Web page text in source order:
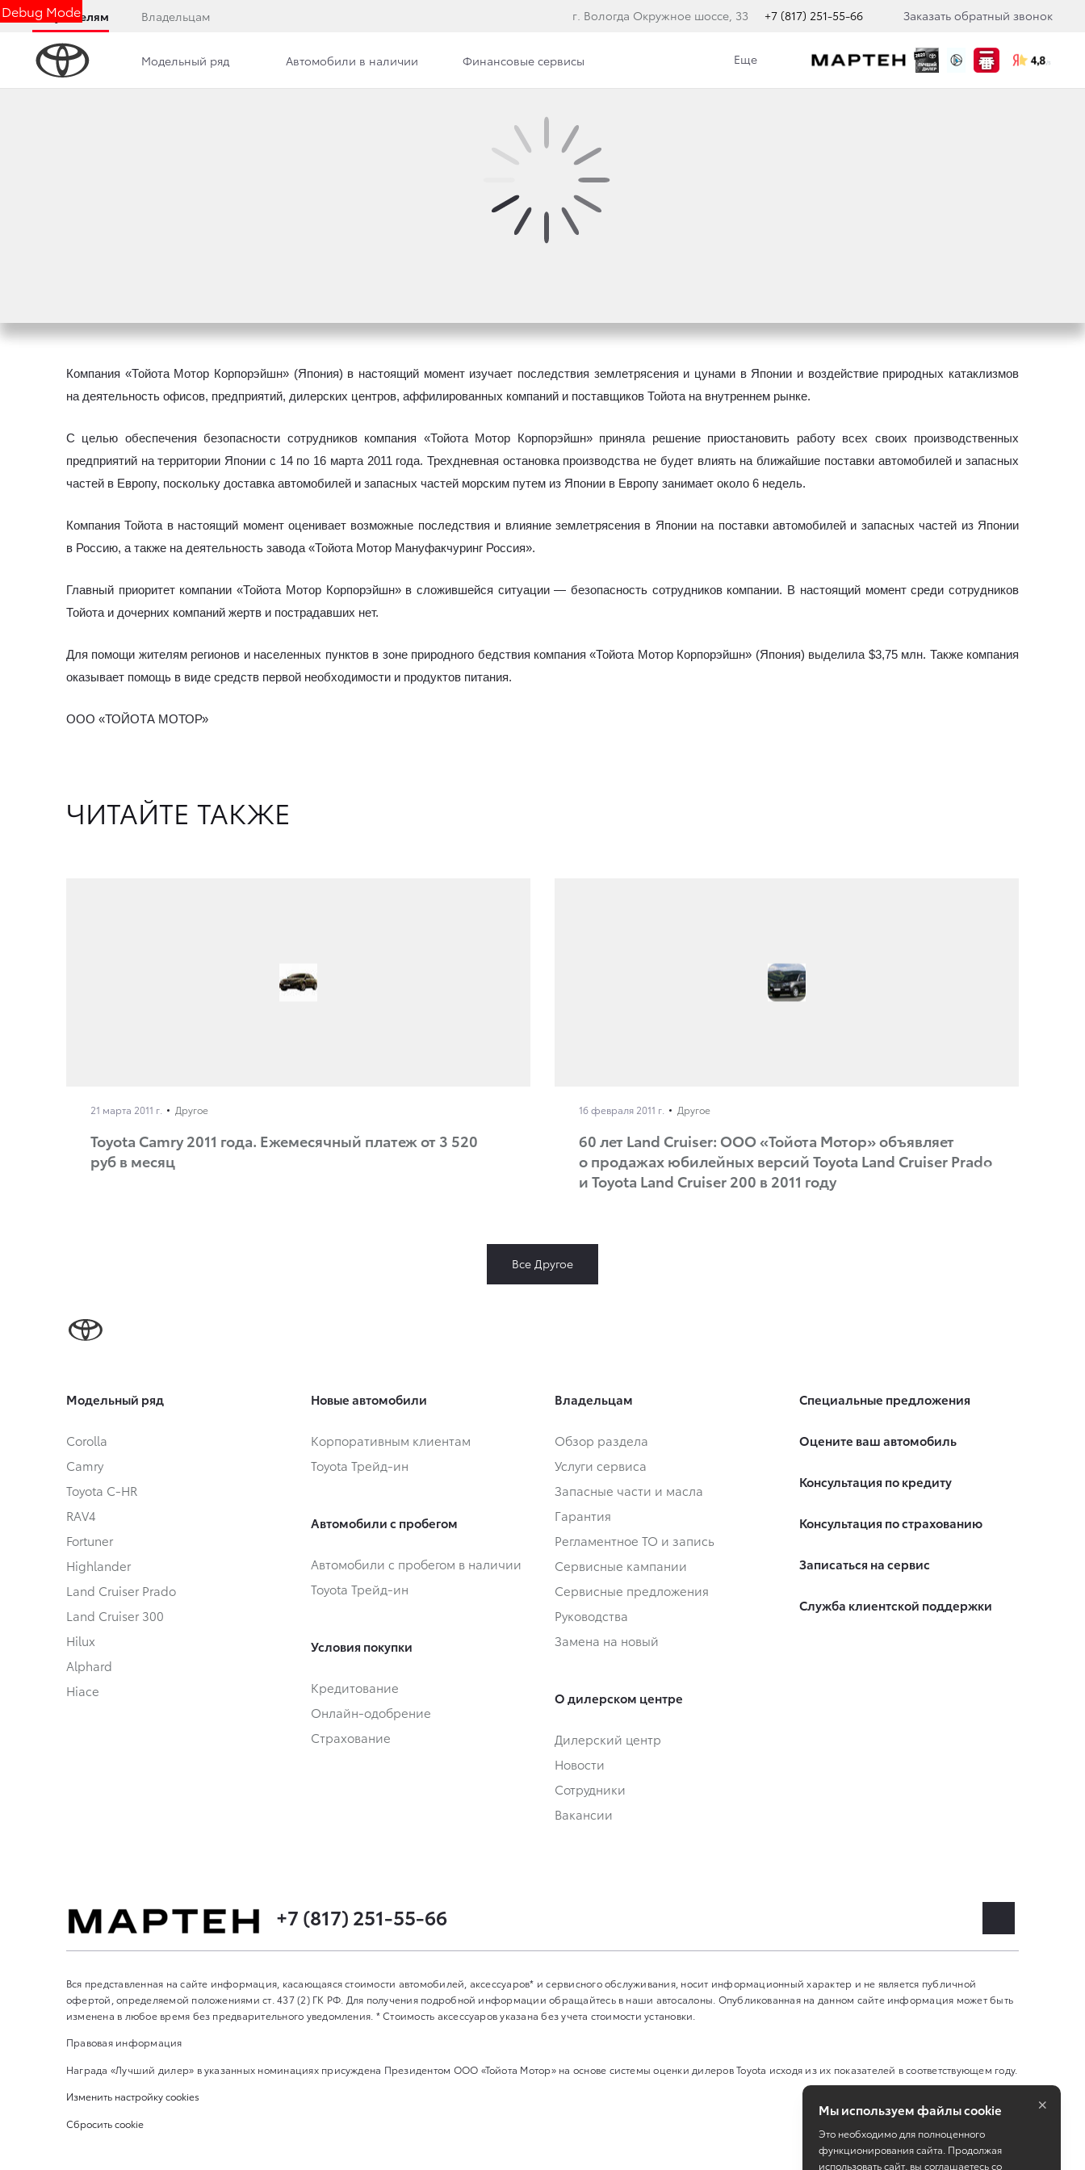
Debug Mode
Покупателям Владельцам г. Вологда Окружное шоссе, 33 +7 (817) 251-55-66 Заказать обратный звонок
Модельный ряд Автомобили в наличии Финансовые сервисы Еще
ЗАЯВЛЕНИЕ КОМПАНИИ ТОЙОТА ПО ПОВОДУ
ПОСЛЕДСТВИЙ ЗЕМЛЕТРЯСЕНИЯ В ЯПОНИИ
Компания «Тойота Мотор Корпорэйшн» (Япония) в настоящий момент изучает последствия землетрясения и цунами в Японии и воздействие природных катаклизмов
на деятельность офисов, предприятий, дилерских центров, аффилированных компаний и поставщиков Тойота на внутреннем рынке.
С целью обеспечения безопасности сотрудников компания «Тойота Мотор Корпорэйшн» приняла решение приостановить работу всех своих производственных
предприятий на территории Японии с 14 по 16 марта 2011 года. Трехдневная остановка производства не будет влиять на ближайшие поставки автомобилей и запасных
частей в Европу, поскольку доставка автомобилей и запасных частей морским путем из Японии в Европу занимает около 6 недель.
Компания Тойота в настоящий момент оценивает возможные последствия и влияние землетрясения в Японии на поставки автомобилей и запасных частей из Японии
в Россию, а также на деятельность завода «Тойота Мотор Мануфакчуринг Россия».
Главный приоритет компании «Тойота Мотор Корпорэйшн» в сложившейся ситуации — безопасность сотрудников компании. В настоящий момент среди сотрудников
Тойота и дочерних компаний жертв и пострадавших нет.
Для помощи жителям регионов и населенных пунктов в зоне природного бедствия компания «Тойота Мотор Корпорэйшн» (Япония) выделила $3,75 млн. Также компания
оказывает помощь в виде средств первой необходимости и продуктов питания.
ООО «ТОЙОТА МОТОР»
ЧИТАЙТЕ ТАКЖЕ
21 марта 2011 г. Другое
Toyota Camry 2011 года. Ежемесячный платеж от 3 520
руб в месяц
16 февраля 2011 г. Другое
60 лет Land Cruiser: ООО «Тойота Мотор» объявляет
о продажах юбилейных версий Toyota Land Cruiser Prado
и Toyota Land Cruiser 200 в 2011 году
Все Другое
Модельный ряд
Corolla
Camry
Toyota C-HR
RAV4
Fortuner
Highlander
Land Cruiser Prado
Land Cruiser 300
Hilux
Alphard
Hiace
Новые автомобили
Корпоративным клиентам
Toyota Трейд-ин
Автомобили с пробегом
Автомобили с пробегом в наличии
Toyota Трейд-ин
Условия покупки
Кредитование
Онлайн-одобрение
Страхование
Владельцам
Обзор раздела
Услуги сервиса
Запасные части и масла
Гарантия
Регламентное ТО и запись
Сервисные кампании
Сервисные предложения
Руководства
Замена на новый
О дилерском центре
Дилерский центр
Новости
Сотрудники
Вакансии
Специальные предложения
Оцените ваш автомобиль
Консультация по кредиту
Консультация по страхованию
Записаться на сервис
Служба клиентской поддержки
+7 (817) 251-55-66
Вся представленная на сайте информация, касающаяся стоимости автомобилей, аксессуаров* и сервисного обслуживания, носит информационный характер и не является публичной
офертой, определяемой положениями ст. 437 (2) ГК РФ. Для получения подробной информации обращайтесь в наши автосалоны. Опубликованная на данном сайте информация может быть
изменена в любое время без предварительного уведомления. * Стоимость аксессуаров указана без учета стоимости установки.
Правовая информация
Награда «Лучший дилер» в указанных номинациях присуждена Президентом ООО «Тойота Мотор» на основе системы оценки дилеров Toyota исходя из их показателей в соответствующем году.
Изменить настройку cookies
Сбросить cookie
Мы используем файлы cookie
Это необходимо для полноценного
функционирования сайта. Продолжая
использовать сайт, вы соглашаетесь со
×